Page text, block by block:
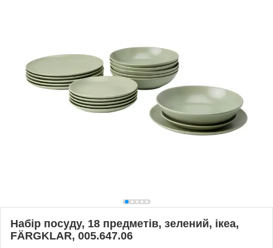
Набір посуду, 18 предметів, зелений, ікеа,
FÄRGKLAR, 005.647.06